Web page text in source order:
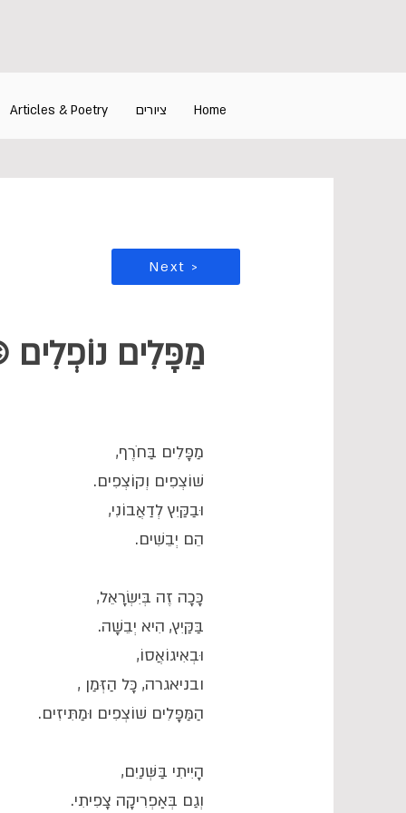
Home ציורים Articles & Poetry
Next >
מַפָּלִים נוֹפְלִים
מַפָּלִים בַּחֹרֶף,
שׁוֹצְפִים וְקוֹצְפִים.
וּבַקַּיִץ לְדַאֲבוֹנִי,
הֵם יְבֵשִׁים.
כָּכָה זֶה בְּיִשְׂרָאֵל,
בַּקַּיִץ, הִיא יְבֵשָׁה.
וּבְאִיגוֹאֲסוֹ,
ובניאגרה, כָּל הַזְּמַן ,
הַמַּפָּלִים שׁוֹצְפִים וּמַתִּיזִים.
הָיִיתִי בַּשְּׁנַיִם,
וְגַם בְּאַפְרִיקָה צָפִיתִי.